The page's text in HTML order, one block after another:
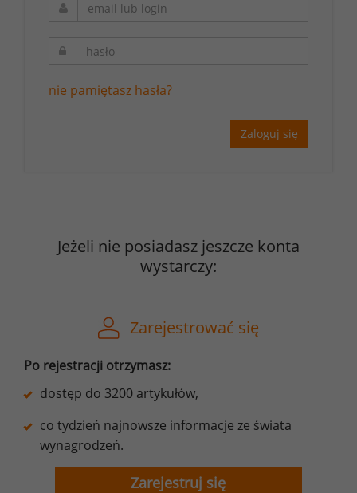
nie pamiętasz hasła?
Zaloguj się
Jeżeli nie posiadasz jeszcze konta
wystarczy:
Zarejestrować się
Po rejestracji otrzymasz:
dostęp do 3200 artykułów,
co tydzień najnowsze informacje ze świata
wynagrodzeń.
Zarejestruj się